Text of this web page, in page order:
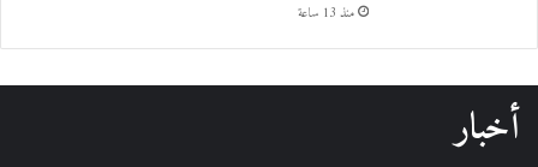
منذ 13 ساعة
أخبار